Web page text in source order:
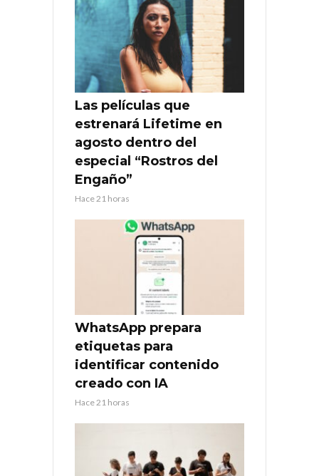
Las películas que
estrenará Lifetime en
agosto dentro del
especial “Rostros del
Engaño”
Hace 21 horas
WhatsApp prepara
etiquetas para
identificar contenido
creado con IA
Hace 21 horas